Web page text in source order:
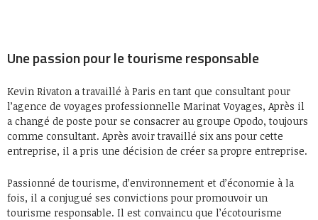
Une passion pour le tourisme responsable
Kevin Rivaton a travaillé à Paris en tant que consultant pour
l’agence de voyages professionnelle Marinat Voyages, Après il
a changé de poste pour se consacrer au groupe Opodo, toujours
comme consultant. Après avoir travaillé six ans pour cette
entreprise, il a pris une décision de créer sa propre entreprise.
Passionné de tourisme, d’environnement et d’économie à la
fois, il a conjugué ses convictions pour promouvoir un
tourisme responsable. Il est convaincu que l’écotourisme